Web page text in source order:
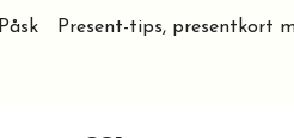
Påsk
Present-tips, presentkort